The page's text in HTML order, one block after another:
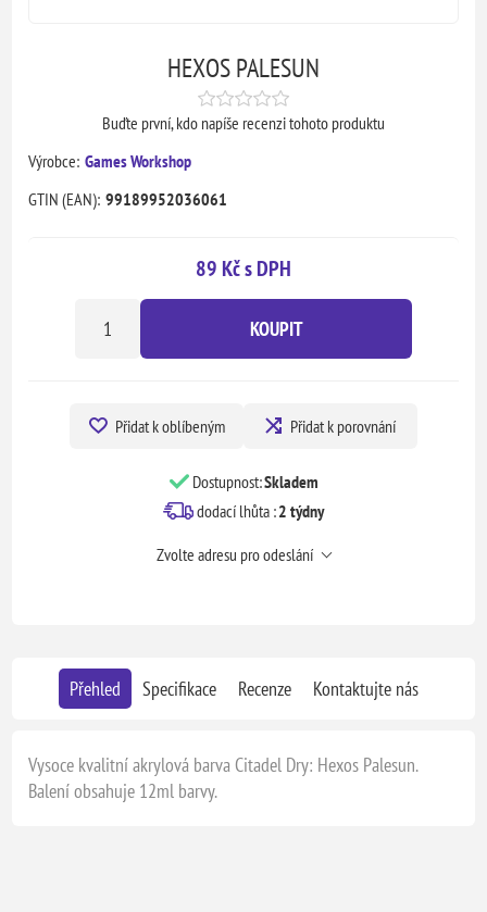
HEXOS PALESUN
Buďte první, kdo napíše recenzi tohoto produktu
Výrobce: Games Workshop
GTIN (EAN): 99189952036061
89 Kč s DPH
KOUPIT
Přidat k oblíbeným Přidat k porovnání
Dostupnost:Skladem
dodací lhůta :2 týdny
Zvolte adresu pro odeslání
Přehled Specifikace Recenze Kontaktujte nás
Vysoce kvalitní akrylová barva Citadel Dry: Hexos Palesun.
Balení obsahuje 12ml barvy.